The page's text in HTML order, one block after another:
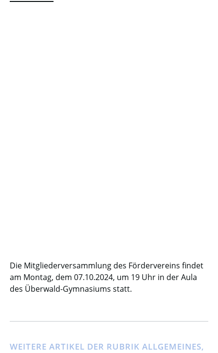
Die Mitgliederversammlung des Fördervereins findet
am Montag, dem 07.10.2024, um 19 Uhr in der Aula
des Überwald-Gymnasiums statt.
WEITERE ARTIKEL DER RUBRIK ALLGEMEINES,